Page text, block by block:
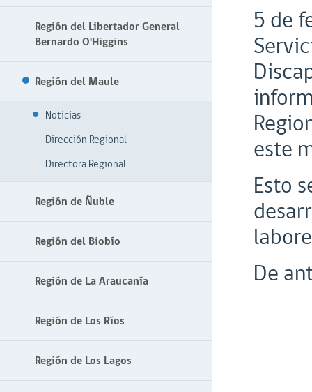
Región del Libertador General
Bernardo O'Higgins
Región del Maule
Noticias
Dirección Regional
Directora Regional
Región de Ñuble
Región del Biobío
Región de La Araucanía
Región de Los Ríos
Región de Los Lagos
5 de
este
Esto
De